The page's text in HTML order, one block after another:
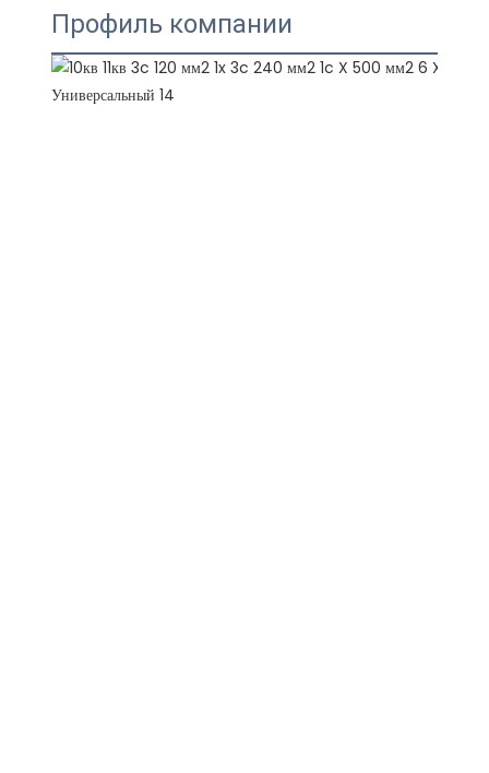
Профиль компании